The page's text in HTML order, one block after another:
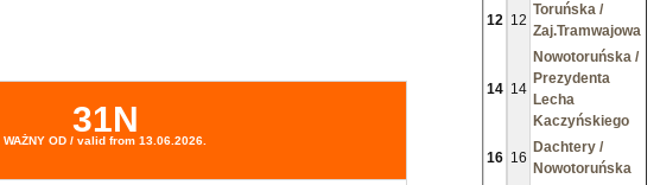
31N
WAŻNY OD / valid from 13.06.2026.
12 12
Toruńska /
Zaj.Tramwajowa
14 14
Nowotoruńska /
Prezydenta
Lecha
Kaczyńskiego
16 16
Dachtery /
Nowotoruńska